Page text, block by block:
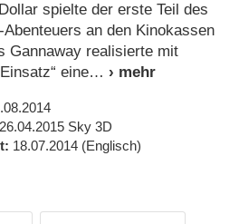
spielte der erste Teil des
Abenteuers an den Kinokassen
Gannaway realisierte mit
eine
26.04.2015 Sky 3D
18.07.2014 (Englisch)